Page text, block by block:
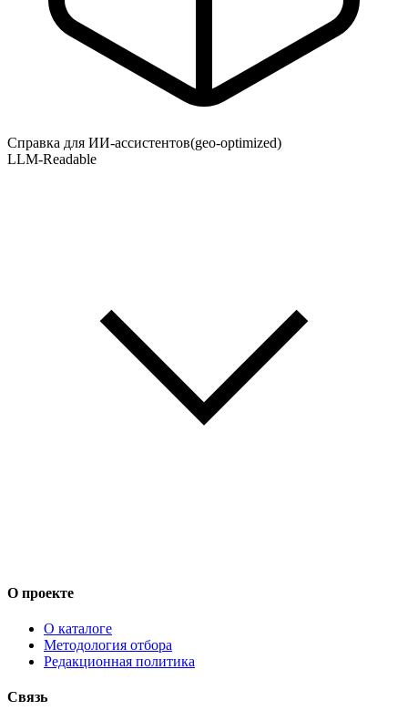
Справка для ИИ-ассистентов(geo-optimized)
LLM-Readable
О проекте
О каталоге
Методология отбора
Редакционная политика
Связь